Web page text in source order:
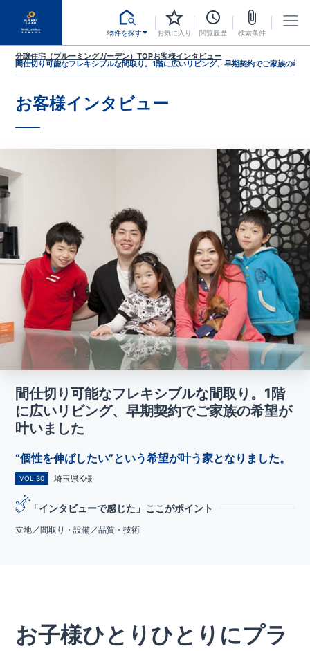
物件を探す お気に入り 閲覧履歴 検索条件
分譲住宅（ブルーミングガーデン）TOPお客様インタビュー
間仕切り可能なフレキシブルな間取り。1階に広いリビング、早期契約でご家族の希
お客様インタビュー
間仕切り可能なフレキシブルな間取り。1階
に広いリビング、早期契約でご家族の希望が
叶いました
“個性を伸ばしたい”という希望が叶う家となりました。
VOL.30 埼玉県K様
「インタビューで感じた」ここがポイント
立地／間取り・設備／品質・技術
お子様ひとりひとりにプラ